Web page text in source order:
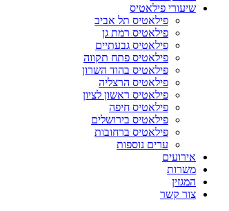
שיעורי פילאטיס
פילאטיס תל אביב
פילאטיס רמת גן
פילאטיס גבעתיים
פילאטיס פתח תקווה
פילאטיס בהוד השרון
פילאטיס הרצליה
פילאטיס ראשון לציון
פילאטיס חיפה
פילאטיס בירושלים
פילאטיס ברחובות
ערים נוספות
אירועים
משרות
המגזין
צור קשר